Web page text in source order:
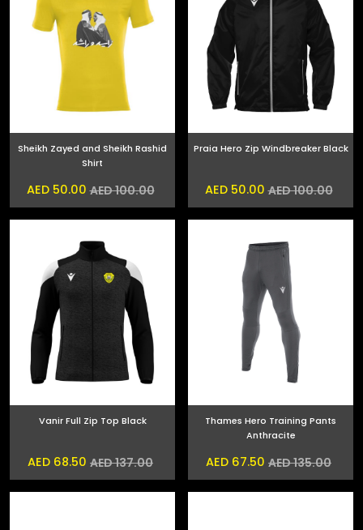
Praia Hero Zip Windbreaker Black
AED 100.00
AED 50.00
Sheikh Zayed and Sheikh Rashid
Shirt
AED 100.00
AED 50.00
Thames Hero Training Pants
Anthracite
AED 135.00
Vanir Full Zip Top Black
AED 137.00